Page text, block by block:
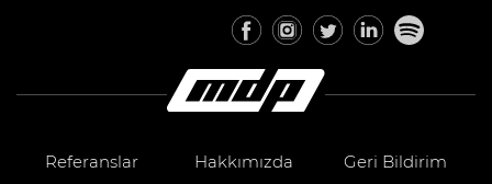
Referanslar Hakkımızda
Geri Bildirim